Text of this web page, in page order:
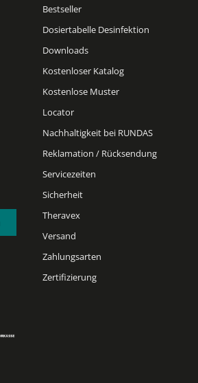
Bestseller
Dosiertabelle Desinfektion
Downloads
Kostenloser Katalog
Kostenlose Muster
Locator
Nachhaltigkeit bei RUNDAS
Reklamation / Rücksendung
Servicezeiten
Sicherheit
Theravex
Versand
Zahlungsarten
Zertifizierung